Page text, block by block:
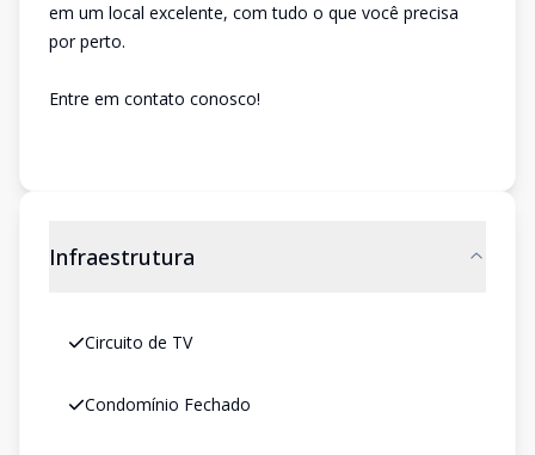
em um local excelente, com tudo o que você precisa
por perto.
Entre em contato conosco!
Infraestrutura
Circuito de TV
Condomínio Fechado